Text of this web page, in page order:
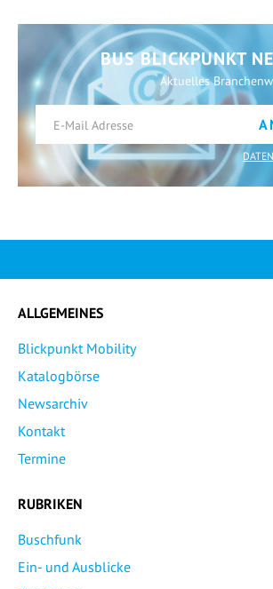
BUS BLICKPUNKT
Aktuelles
ALLGEMEINES
Blickpunkt Mobility
Katalogbörse
Newsarchiv
Kontakt
Termine
RUBRIKEN
Buschfunk
Ein- und Ausblicke